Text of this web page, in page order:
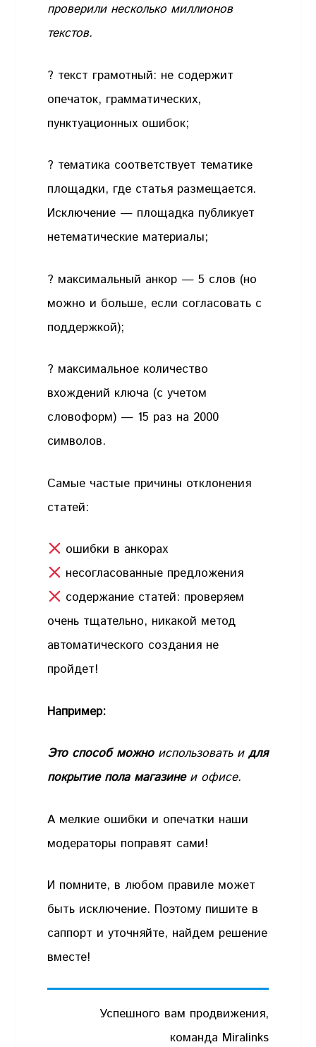
проверили несколько миллионов
текстов.
? текст грамотный: не содержит
опечаток, грамматических,
пунктуационных ошибок;
? тематика соответствует тематике
площадки, где статья размещается.
Исключение — площадка публикует
нетематические материалы;
? максимальный анкор — 5 слов (но
можно и больше, если согласовать с
поддержкой);
? максимальное количество
вхождений ключа (с учетом
словоформ) — 15 раз на 2000
символов.
Самые частые причины отклонения
статей:
ошибки в анкорах
несогласованные предложения
содержание статей: проверяем
очень тщательно, никакой метод
автоматического создания не
пройдет!
Например:
Это способ можно использовать идля
покрытие пола магазине и офисе.
А мелкие ошибки и опечатки наши
модераторы поправят сами!
И помните, в любом правиле может
быть исключение. Поэтому пишите в
саппорт и уточняйте, найдем решение
вместе!
Успешного вам продвижения,
команда Miralinks